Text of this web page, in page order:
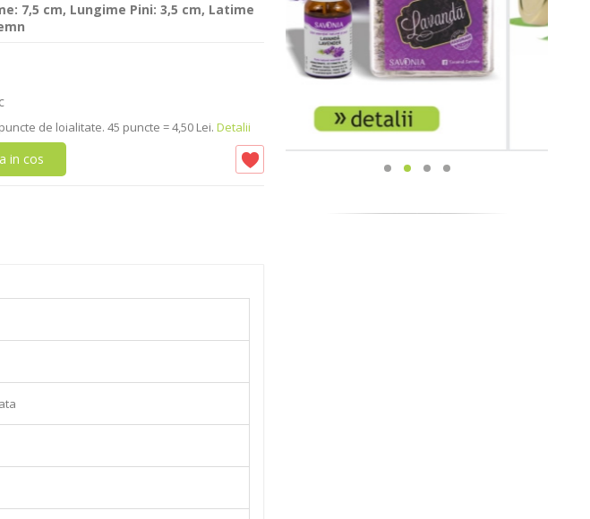
7,5 cm, Lungime Pini: 3,5 cm, Latime
puncte de loialitate. 45 puncte = 4,50 Lei. Detalii
in cos